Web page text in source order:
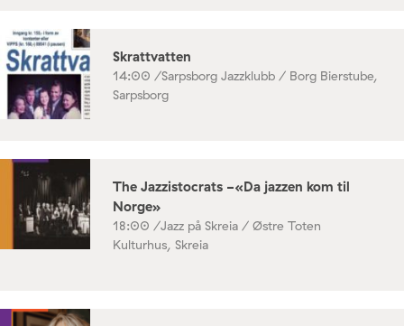
Skrattvatten
14:00 /Sarpsborg Jazzklubb / Borg Bierstube,
Sarpsborg
The Jazzistocrats -«Da jazzen kom til
Norge»
18:00 /Jazz på Skreia / Østre Toten
Kulturhus, Skreia